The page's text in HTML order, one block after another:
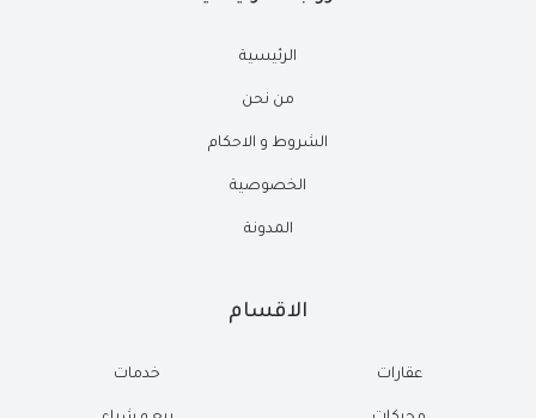
الرئيسية
من نحن
الشروط و الاحكام
الخصوصية
المدونة
الاقسام
عقارات خدمات